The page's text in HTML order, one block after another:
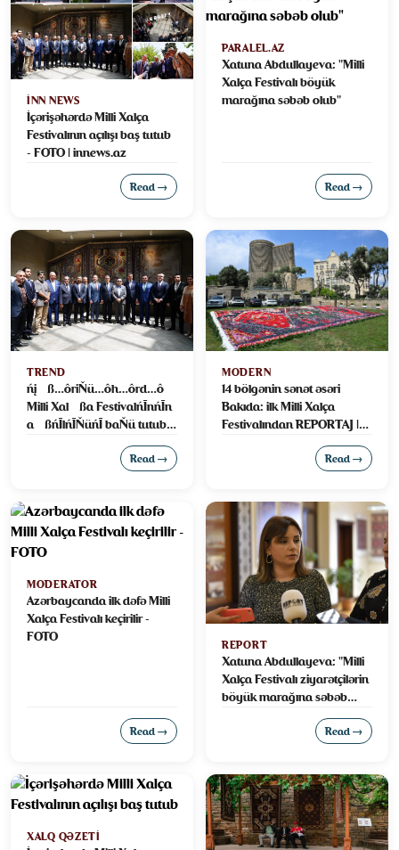
INN NEWS
İçərişəhərdə Milli Xalça
Festivalının açılışı baş tutub
- FOTO | innews.az
Read →
PARALEL.AZ
Xatuna Abdullayeva: "Milli
Xalça Festivalı böyük
marağına səbəb olub"
Read →
TREND
ńį√ß…ôriŇü…ôh…ôrd…ô
Milli Xal√ßa FestivalńĪnńĪn
a√ßńĪlńĪŇüńĪ baŇü tutub
Read →
MODERN
14 bölgənin sənət əsəri
Bakıda: ilk Milli Xalça
Festivalından REPORTAJ |
Read →
MODERATOR
Azərbaycanda ilk dəfə Milli
Xalça Festivalı keçirilir -
FOTO
Read →
REPORT
Xatuna Abdullayeva: "Milli
Xalça Festivalı ziyarətçilərin
böyük marağına səbəb
Read →
XALQ QƏZETI